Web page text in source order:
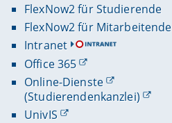
FlexNow2 für Studierende
FlexNow2 für Mitarbeitende
Intranet
Office 365
Online-Dienste
(Studierendenkanzlei)
UnivIS